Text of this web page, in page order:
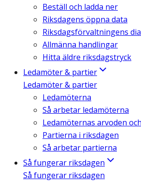
Beställ och ladda ner
Riksdagens öppna data
Riksdagsförvaltningens
Allmänna handlingar
Hitta äldre riksdagstryck
Ledamöter & partier
Ledamöter & partier
Ledamöterna
Så arbetar ledamöterna
Ledamöternas arvoden
Partierna i riksdagen
Så arbetar partierna
Så fungerar riksdagen
Så fungerar riksdagen